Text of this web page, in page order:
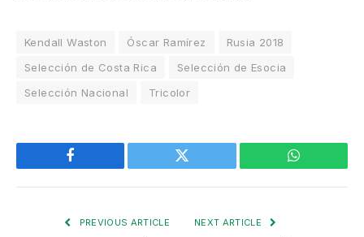
Kendall Waston Óscar Ramírez
Rusia 2018
Selección de Costa Rica
Selección de Esocia
Selección Nacional
Tricolor
Facebook Twitter WhatsApp
PREVIOUS ARTICLE NEXT ARTICLE